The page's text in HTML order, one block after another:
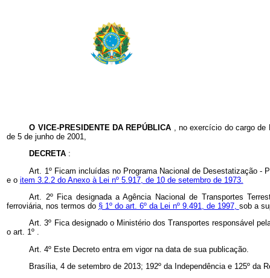
O VICE-PRESIDENTE DA REPÚBLICA
, no exercício do cargo
de 5 de junho de 2001,
DECRETA :
Art. 1º Ficam incluídas no Programa Nacional de Desestatização -
e o item 3.2.2 do Anexo à Lei nº 5.917, de 10 de setembro de 1973.
Art. 2º Fica designada a Agência Nacional de Transportes
ferroviária, nos termos do § 1º do art. 6º da Lei nº 9.491, de 1997, sob a
Art. 3º Fica designado o Ministério dos Transportes responsável
o art. 1º .
Art. 4º Este Decreto entra em vigor na data de sua publicação.
Brasília, 4 de setembro de 2013; 192º da Independência e 125º da